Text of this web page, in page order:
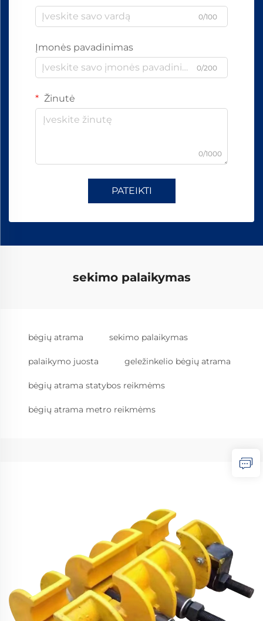
0/100
Įmonės pavadinimas
0/200
Žinutė
0/1000
PATEIKTI
sekimo palaikymas
bėgių atrama sekimo palaikymas
palaikymo juosta geležinkelio bėgių atrama
bėgių atrama statybos reikmėms
bėgių atrama metro reikmėms